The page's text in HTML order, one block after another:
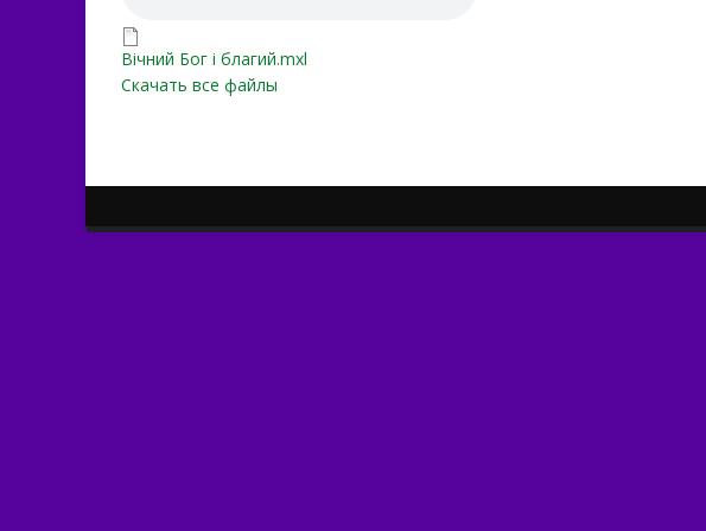
Вічний Бог і благий.mxl
Вічний Бог і благий.mxl
Скачать все файлы